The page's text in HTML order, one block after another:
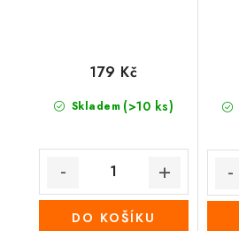
Skladem (>10 ks)
179 Kč
DO KOŠÍKU